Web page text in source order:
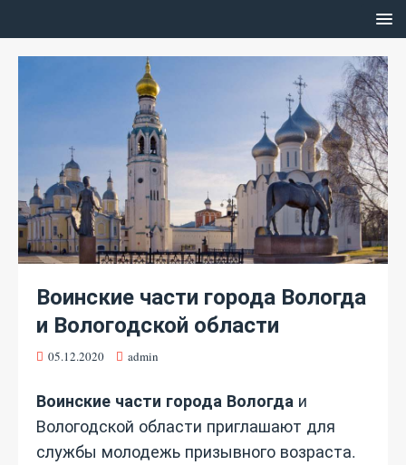
Воинские части города Вологда
и Вологодской области
05.12.2020 admin
Воинские части города Вологда и
Вологодской области приглашают для
службы молодежь призывного возраста.